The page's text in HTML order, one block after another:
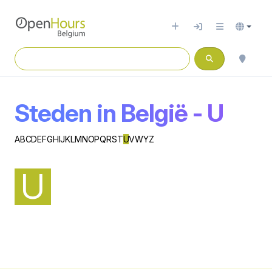
Steden in België - U
ABCDEFGHIJKLMNOPQRSTUVWYZ
U